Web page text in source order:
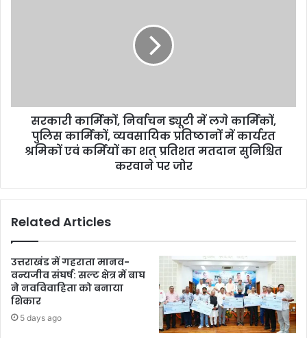
सरकारी कार्मिकों, निर्वाचन ड्यूटी में लगे कार्मिकों,
पुलिस कार्मिकों, व्यवसायिक प्रतिष्ठानों में कार्यरत
श्रमिकों एवं कर्मियों का शत् प्रतिशत मतदान सुनिश्चित
करवाने पर जोर
Related Articles
उत्तराखंड में गहराता मानव-
वन्यजीव संघर्ष: सल्ट क्षेत्र में बाघ
ने नवविवाहिता को बनाया
शिकार
5 days ago